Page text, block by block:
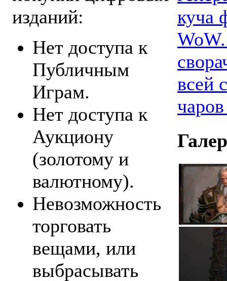
изданий:
Нет доступа к
Публичным
Играм.
Нет доступа к
Аукциону
(золотому и
валютному).
Невозможность
торговать
вещами, или
выбрасывать
куча
всей